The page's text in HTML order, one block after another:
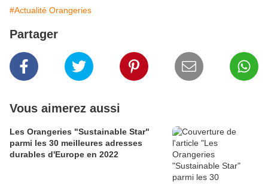
#Actualité Orangeries
Partager
Vous aimerez aussi
Les Orangeries "Sustainable Star"
parmi les 30 meilleures adresses
durables d'Europe en 2022